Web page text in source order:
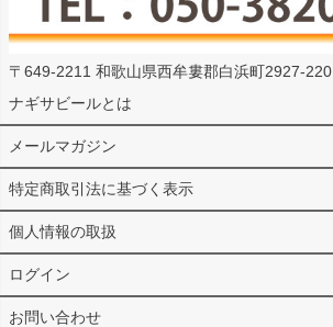
〒649-2211 和歌山県西牟婁郡白浜町2927-220
ナギサビールとは
メールマガジン
特定商取引法に基づく表示
個人情報の取扱
ログイン
お問い合わせ